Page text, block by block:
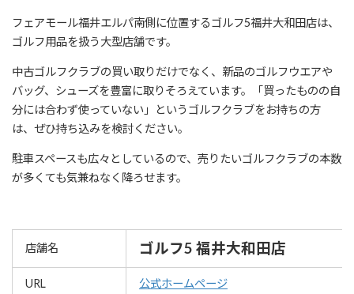
フェアモール福井エルパ南側に位置するゴルフ5福井大和田店は、
ゴルフ用品を扱う大型店舗です。
中古ゴルフクラブの買い取りだけでなく、新品のゴルフウエアや
バッグ、シューズを豊富に取りそろえています。「買ったものの自
分には合わず使っていない」というゴルフクラブをお持ちの方
は、ぜひ持ち込みを検討ください。
駐車スペースも広々としているので、売りたいゴルフクラブの本数
が多くても気兼ねなく降ろせます。
店舗名 ゴルフ5 福井大和田店
URL 公式ホームページ